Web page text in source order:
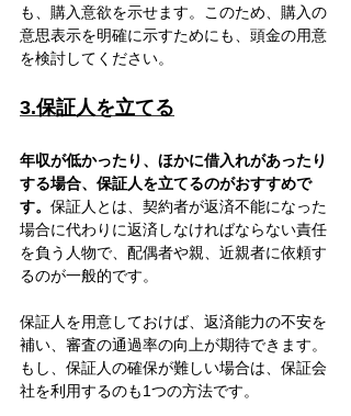
も、購入意欲を示せます。このため、購入の
意思表示を明確に示すためにも、頭金の用意
を検討してください。
3.保証人を立てる
年収が低かったり、ほかに借入れがあったり
する場合、保証人を立てるのがおすすめで
す。 保証人とは、契約者が返済不能になった
場合に代わりに返済しなければならない責任
を負う人物で、配偶者や親、近親者に依頼す
るのが一般的です。
保証人を用意しておけば、返済能力の不安を
補い、審査の通過率の向上が期待できます。
もし、保証人の確保が難しい場合は、保証会
社を利用するのも1つの方法です。